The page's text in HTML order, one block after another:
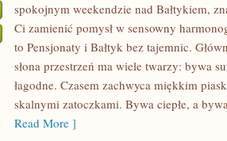
TRANSATLANTYCKIE
REJSY
PROMY
spokojnym weekendzie nad Bałtykiem,
Ci zamienić pomysł w sensowny
to Pensjonaty i Bałtyk bez tajemnic.
słona przestrzeń ma wiele twarzy: bywa
łagodne. Czasem zachwyca miękkim
skalnymi zatoczkami. Bywa ciepłe, a
Read More ]